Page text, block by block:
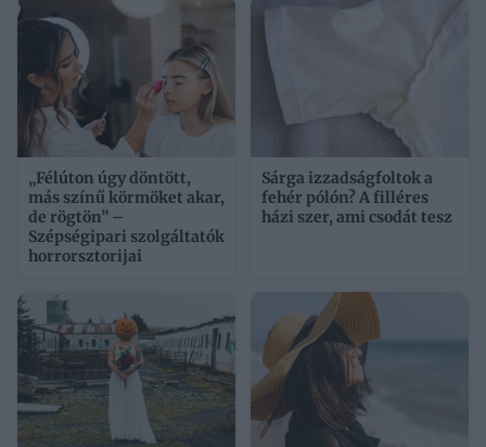
„Félúton úgy döntött,
más színű körmöket akar,
de rögtön” –
Szépségipari szolgáltatók
horrorsztorijai
Sárga izzadságfoltok a
fehér pólón? A filléres
házi szer, ami csodát tesz